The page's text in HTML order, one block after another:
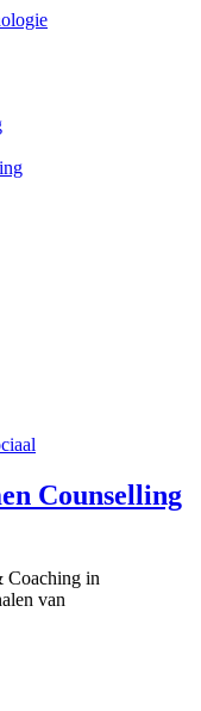
Counselling
Coaching in
van